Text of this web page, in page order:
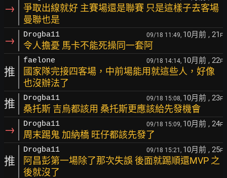
→
爭取出線就好 主賽場還是聯賽 只是這樣子去客場
曼聯也是
→ Drogba11 09/18 11:49, 10月前 , 21 F
令人擔憂 馬卡不能死操同一套阿
推
faelone 09/18 14:14, 10月前 , 22F
國家隊完接四客場，中前場能用就這些人，好像
也沒辦法了
推 Drogba11 09/18 15:08, 10月前 , 23F
桑托斯 吉烏都該用 桑托斯更應該給先發機會
→ Drogba11 09/18 15:09, 10月前 , 24F
周末踢鬼 加納橋 旺仔都該先發了
推
Drogba11 09/18 15:21, 10月前 , 25F
阿昌彭第一場除了那次失誤 後面就踢順還MVP 之
後就沒了